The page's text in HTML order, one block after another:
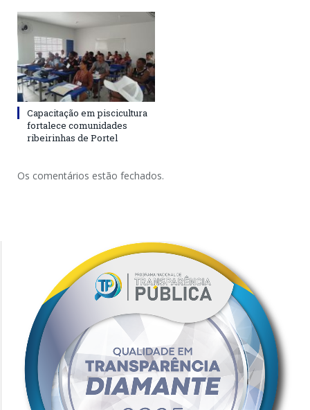
Capacitação em piscicultura
fortalece comunidades
ribeirinhas de Portel
Os comentários estão fechados.